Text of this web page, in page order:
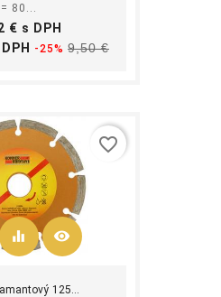
= 80...
€ s DPH
Základná
-25% 9,50 €Cena
Kúpiť
equalizer visibility
125...
favorite_border